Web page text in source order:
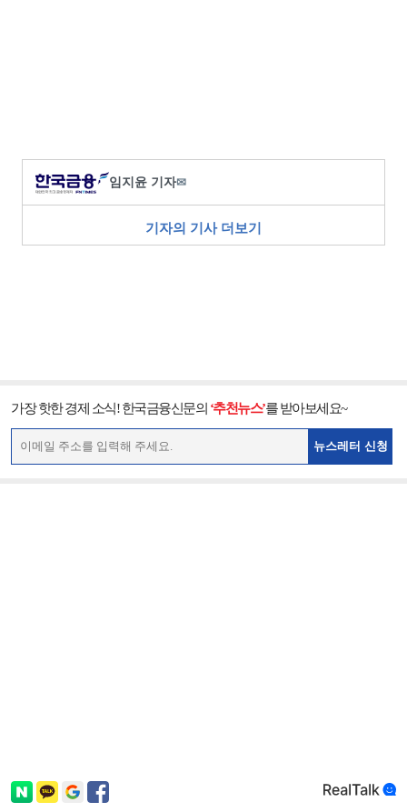
임지윤 기자✉
기자의 기사 더보기
가장 핫한 경제 소식! 한국금융신문의 ‘추천뉴스’를 받아보세요~
뉴스레터 신청